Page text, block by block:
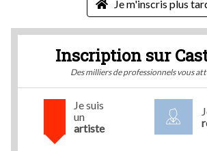
Je m'inscris plus
Inscription sur
Des milliers de professionnels vous
Je suis
un
artiste